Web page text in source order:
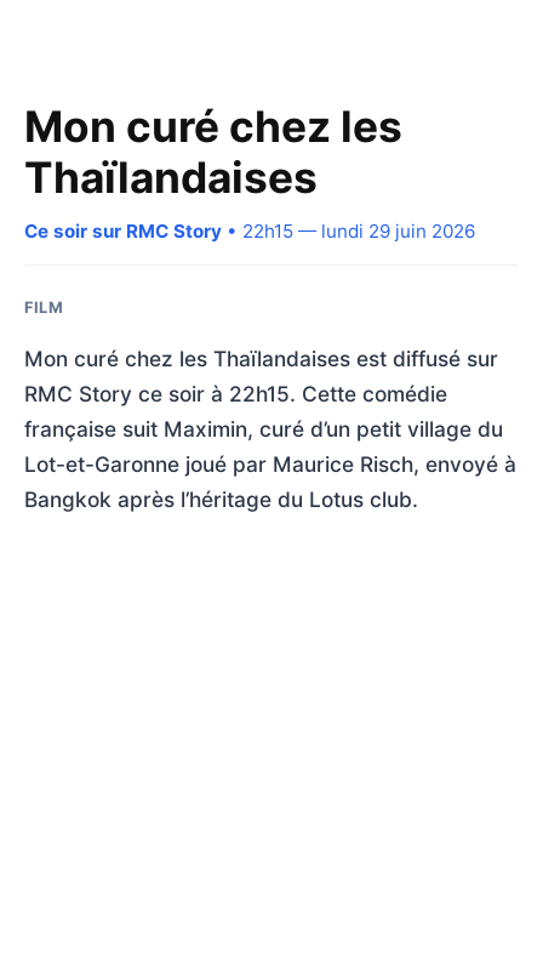
Mon curé chez les
Thaïlandaises
Ce soir sur RMC Story • 22h15 — lundi 29 juin 2026
FILM
Mon curé chez les Thaïlandaises est diffusé sur
RMC Story ce soir à 22h15. Cette comédie
française suit Maximin, curé d’un petit village du
Lot-et-Garonne joué par Maurice Risch, envoyé à
Bangkok après l’héritage du Lotus club.